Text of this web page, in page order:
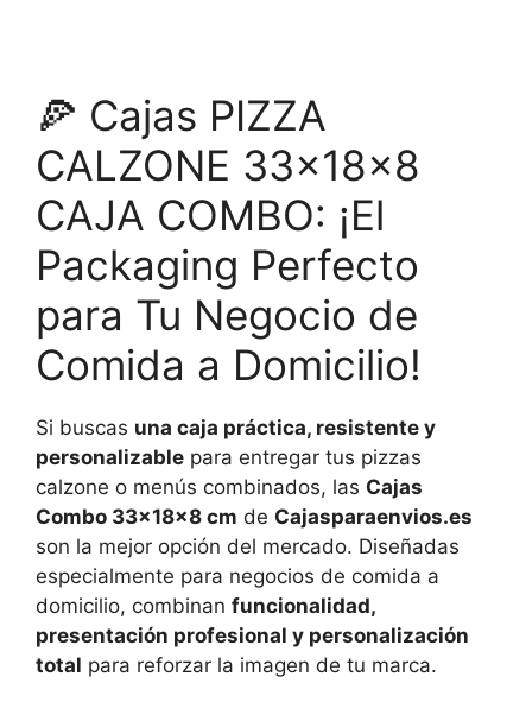
🍕 Cajas PIZZA
CALZONE 33x18x8
CAJA COMBO: ¡El
Packaging Perfecto
para Tu Negocio de
Comida a Domicilio!
Si buscas una caja práctica, resistente y
personalizable para entregar tus pizzas
calzone o menús combinados, las Cajas
Combo 33x18x8 cm de Cajasparaenvios.es
son la mejor opción del mercado. Diseñadas
especialmente para negocios de comida a
domicilio, combinan funcionalidad,
presentación profesional y personalización
total para reforzar la imagen de tu marca.